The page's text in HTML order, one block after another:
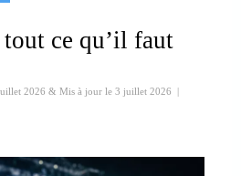
ce qu’il faut
2026 & Mis à jour le 3 juillet 2026 |